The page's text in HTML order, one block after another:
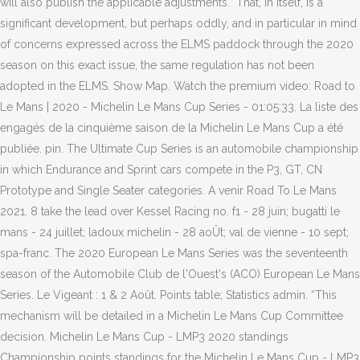
significant development, but perhaps oddly, and in particular in mind
of concerns expressed across the ELMS paddock through the 2020
season on this exact issue, the same regulation has not been
adopted in the ELMS. Show Map. Watch the premium video: Road to
Le Mans | 2020 - Michelin Le Mans Cup Series - 01:05:33. La liste des
engagés de la cinquième saison de la Michelin Le Mans Cup a été
publiée. pin. The Ultimate Cup Series is an automobile championship
in which Endurance and Sprint cars compete in the P3, GT, CN
Prototype and Single Seater categories. A venir Road To Le Mans
2021. 8 take the lead over Kessel Racing no. f1 - 28 juin; bugatti le
mans - 24 juillet; ladoux michelin - 28 aoÛt; val de vienne - 10 sept;
spa-franc. The 2020 European Le Mans Series was the seventeenth
season of the Automobile Club de l'Ouest's (ACO) European Le Mans
Series. Le Vigeant : 1 & 2 Août. Points table; Statistics admin. “This
mechanism will be detailed in a Michelin Le Mans Cup Committee
decision. Michelin Le Mans Cup - LMP3 2020 standings